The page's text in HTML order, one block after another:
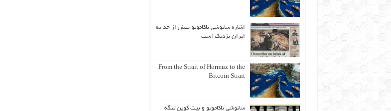
اشاره ساتوشی ناکاموتو بیش از حد به
ایران نزدیک است
From the Strait of Hormuz to the
Bitcoin Strait
ساتوشی ناکاموتو و بیت کوین تنگه